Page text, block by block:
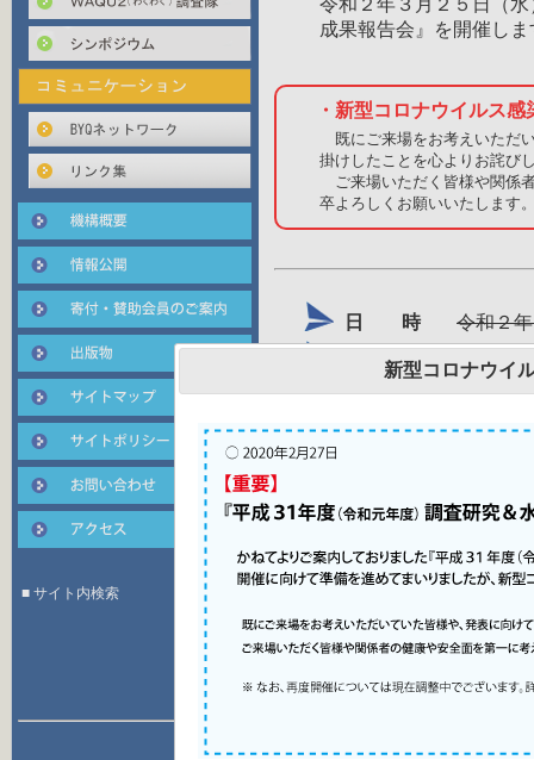
■ サイト内検索
令和２年３月２５日（
成果報告会』を開催しま
・新型コロナウイルス
既にご来場をお考えいただ
掛けしたことを心よりお詫び
ご来場いただく皆様や関係
卒よろしくお願いいたします
日 時
令和２
場 所
大阪府
こちらの参加申込書に必要
公益財団法
〔 電 話 〕 06-
新型コロナウイ